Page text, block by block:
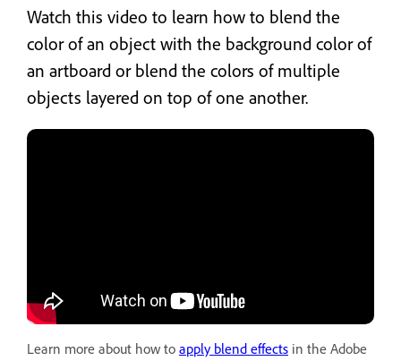
Watch this video to learn how to blend the
color of an object with the background color of
an artboard or blend the colors of multiple
objects layered on top of one another.
Learn more about how to apply blend effects in the Adobe